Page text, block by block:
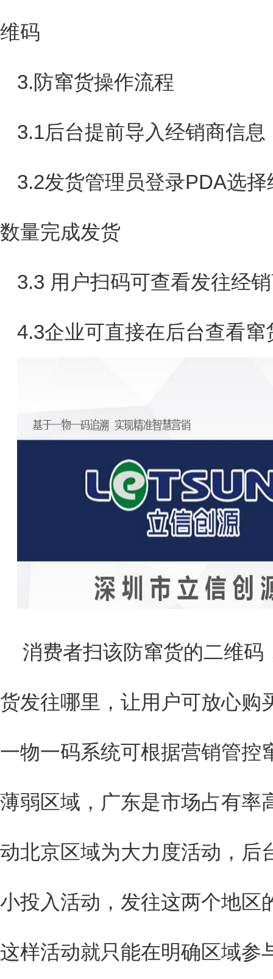
维码
3.防窜货操作流程
3.1后台提前导入经销商信息
3.2发货管理员登录PDA选
数量完成发货
3.3 用户扫码可查看发往经
4.3企业可直接在后台查看窜
消费者扫该防窜货的二维
货发往哪里，让用户可放心
一物一码系统可根据营销管控
薄弱区域，广东是市场占有率
动北京区域为大力度活动，后
小投入活动，发往这两个地区
这样活动就只能在明确区域参